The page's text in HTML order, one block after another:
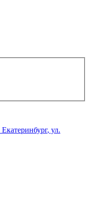
Екатеринбург, ул.